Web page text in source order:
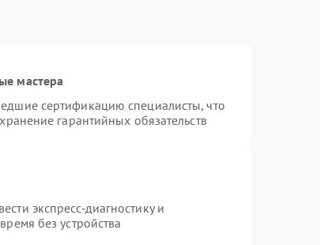
мастера
сертификацию специалисты, что
гарантийных обязательств
экспресс-диагностику и
без устройства